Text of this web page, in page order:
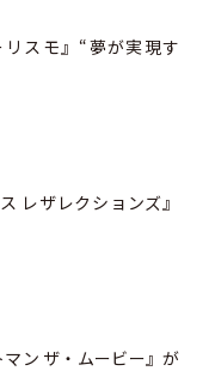
スモ』“夢が実現す
レザレクションズ』
ン ザ・ムービー』が